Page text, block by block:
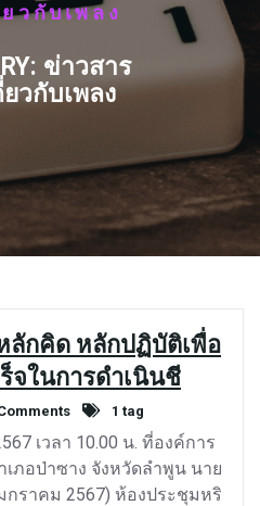
วกับเพลง
ข่าวสาร
วกับเพลง
ลักคิด หลักปฏิบัติเพื่อ
จในการดำเนินชี
1 tag
เวลา 10.00 น. ที่องค์การ
ภอป่าซาง จังหวัดลำพูน นาย
ราคม 2567) ห้องประชุมหริ